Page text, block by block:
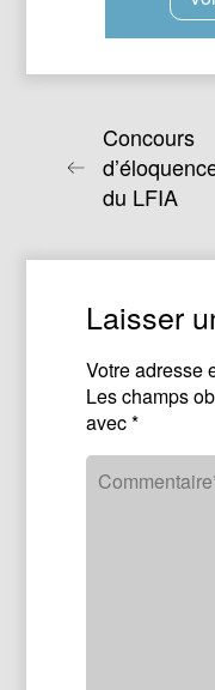
Concours
du LFIA
Laisser
Votre adresse
Les champs
avec*